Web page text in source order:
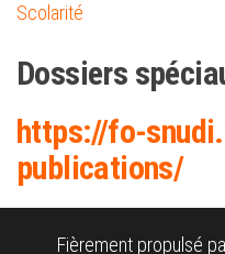
Scolarité
Dossiers
https://fo-snud
publications/
Fièrement propulsé